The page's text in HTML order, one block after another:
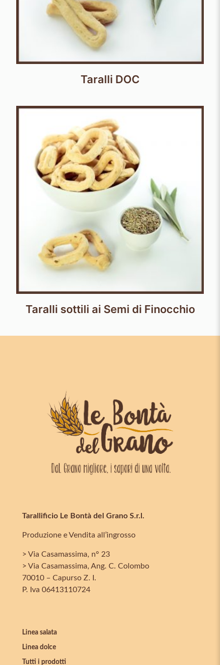
Taralli DOC
Taralli sottili ai Semi di Finocchio
Tarallificio Le Bontà del Grano S.r.l.
Produzione e Vendita all’ingrosso
> Via Casamassima, n° 23
> Via Casamassima, Ang. C. Colombo
70010 – Capurso Z. I.
P. Iva 06413110724
Linea salata
Linea dolce
Tutti i prodotti